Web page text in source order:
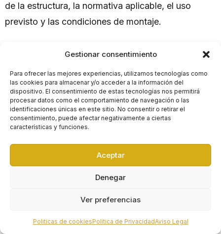
Gestionar consentimiento
Para ofrecer las mejores experiencias, utilizamos tecnologías como
las cookies para almacenar y/o acceder a la información del
dispositivo. El consentimiento de estas tecnologías nos permitirá
procesar datos como el comportamiento de navegación o las
identificaciones únicas en este sitio. No consentir o retirar el
consentimiento, puede afectar negativamente a ciertas
características y funciones.
Aceptar
Denegar
Ver preferencias
Politicas de cookiesPolítica de PrivacidadAviso Legal
de la estructura, la normativa aplicable, el uso
previsto y las condiciones de montaje.
No debería decidirse únicamente desde compras,
mantenimiento o producción. Una interpretación
incompleta puede generar problemas de seguridad,
documentación o uso posterior.
¿Qué documentación
conviene pedir antes de
comprar o alquilar una nave